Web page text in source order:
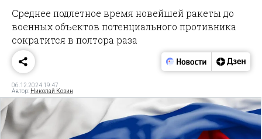
Среднее подлетное время новейшей ракеты до
военных объектов потенциального противника
сократится в полтора раза
06.12.2024 19:47
Автор: Николай Козин